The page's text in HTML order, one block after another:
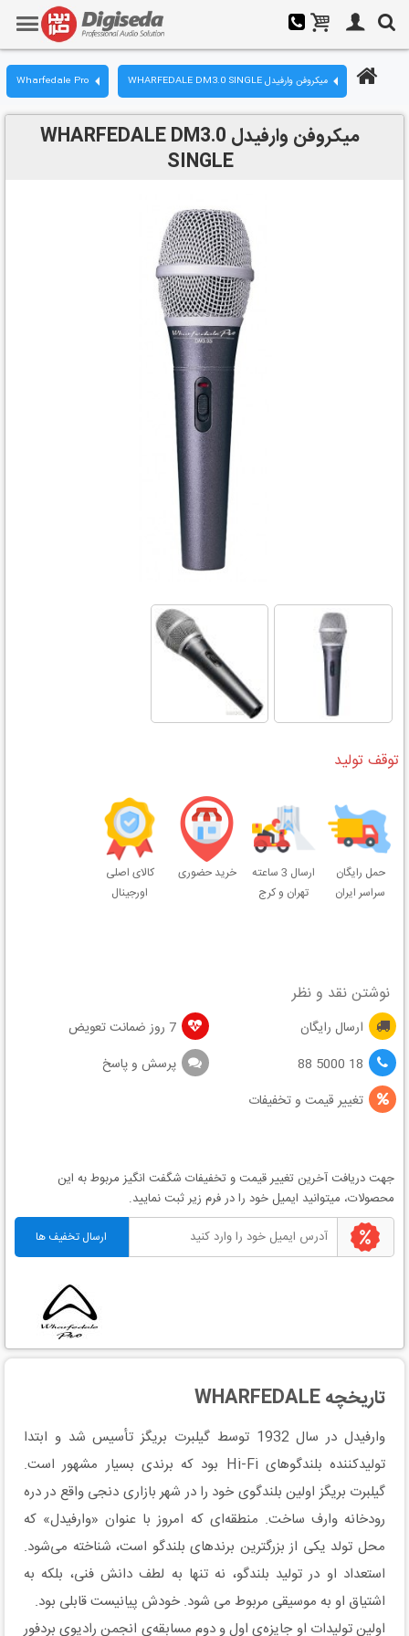
Wharfedale Pro میکروفن وارفیدل WHARFEDALE DM3.0 SINGLE
میکروفن وارفیدل WHARFEDALE DM3.0
SINGLE
توقف تولید
حمل رایگان
سراسر ایران
ارسال 3 ساعته
تهران و کرج
خرید حضوری
کالای اصلی
اورجینال
نوشتن نقد و نظر
ارسال رایگان
7 روز ضمانت تعویض
18 5000 88
پرسش و پاسخ
تغییر قیمت و تخفیفات
جهت دریافت آخرین تغییر قیمت و تخفیفات شگفت انگیز مربوط به این
محصولات، میتوانید ایمیل خود را در فرم زیر ثبت نمایید.
تاریخچه WHARFEDALE
وارفیدل در سال 1932 توسط گیلبرت بریگز تأسیس شد و ابتدا
تولیدکننده بلندگوهای Hi-Fi بود که برندی بسیار مشهور است.
گیلبرت بریگز اولین بلندگوی خود را در شهر بازاری دنجی واقع در دره
رودخانه وارف ساخت. منطقه‌ای که امروز با عنوان «وارفیدل» که
محل تولد یکی از بزرگترین برندهای بلندگو است، شناخته می‌شود.
استعداد او در تولید بلندگو، نه تنها به لطف دانش فنی، بلکه به
اشتیاق او به موسیقی مربوط می شود. خودش پیانیست قابلی بود.
اولین تولیدات او جایزه‌ی اول و دوم مسابقه‌ی انجمن رادیوی بردفور